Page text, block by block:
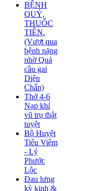
BỆNH
QUỶ,
THUỐC
TIÊN.
(Vượt qua
bệnh nặng
nhờ Quả
cầu gai
Diện
Chẩn)
Thở 4-6
Nạp khí
vũ trụ thật
tuyệt
Bộ Huyệt
Tiêu Viêm
- Lý
Phước
Lộc
Đau lưng
kỳ kinh &